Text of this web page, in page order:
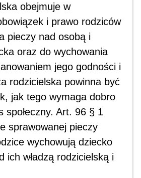
obejmuje w
i prawo rodziców
pieczy nad osobą i
oraz do wychowania
jego godności i
rodzicielska powinna być
jak tego wymaga dobro
społeczny. Art. 96 § 1
sprawowanej pieczy
wychowują dziecko
ich władzą rodzicielską i